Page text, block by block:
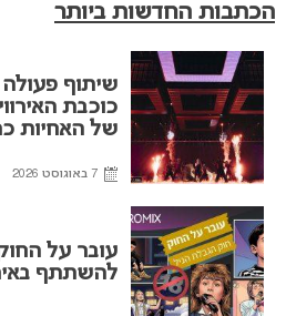
הכתבות החדשות ביותר
שיתוף פעולה
כוכבת
של האחיות
7 באוגוסט 2026
עובר על
להשתתף